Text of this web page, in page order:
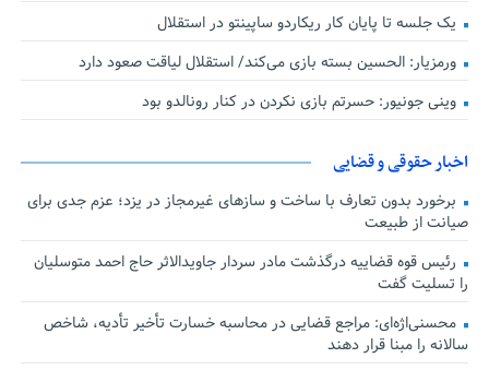
یک جلسه تا پایان کار ریکاردو ساپینتو در استقلال
ورمزیار: الحسین بسته بازی می‌کند/ استقلال لیاقت صعود دارد
وینی جونیور: حسرتم بازی نکردن در کنار رونالدو بود
اخبار حقوقی و قضایی
برخورد بدون تعارف با ساخت‌ و سازهای غیرمجاز در یزد؛ عزم جدی برای
صیانت از طبیعت
رئیس قوه قضاییه درگذشت مادر سردار جاویدالاثر حاج احمد متوسلیان
را تسلیت گفت
محسنی‌اژه‌ای: مراجع قضایی در محاسبه خسارت تأخیر تأدیه، شاخص
سالانه را مبنا قرار دهند